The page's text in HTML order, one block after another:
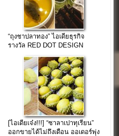
“ถุงชาปลาทอง” ไอเดียธุรกิจ
รางวัล RED DOT DESIGN
[ไอเดียเจ๋ง!!!] “ซาลาเปาทุเรียน”
ออกขายได้ไม่ถึงเดือน ออเดอร์พุ่ง